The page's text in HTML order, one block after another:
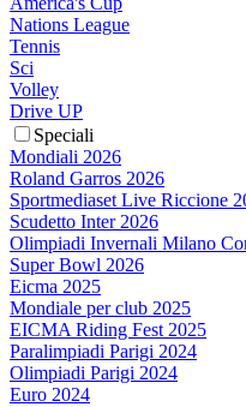
Nations League
Tennis
Sci
Volley
Drive UP
Speciali
Mondiali 2026
Roland Garros 2026
Sportmediaset Live Riccione
Scudetto Inter 2026
Olimpiadi Invernali Milano
Super Bowl 2026
Eicma 2025
Mondiale per club 2025
EICMA Riding Fest 2025
Paralimpiadi Parigi 2024
Olimpiadi Parigi 2024
Euro 2024